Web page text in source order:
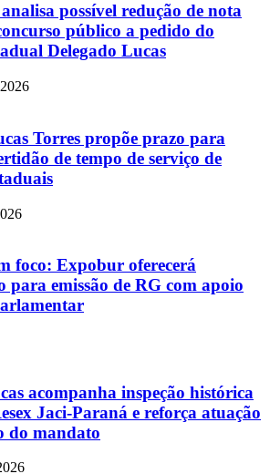
possível redução de nota
público a pedido do
Delegado Lucas
Torres propõe prazo para
de tempo de serviço de
foco: Expobur oferecerá
para emissão de RG com apoio
acompanha inspeção histórica
Jaci-Paraná e reforça atuação
do mandato